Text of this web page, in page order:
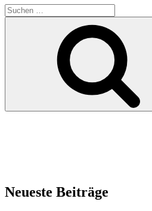
Suchen
nach:
Neueste Beiträge